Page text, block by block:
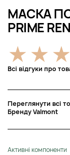
МАСКА
PRIME
Всі відгуки про
Переглянути всі
Бренду Valmont
Активні компоненти